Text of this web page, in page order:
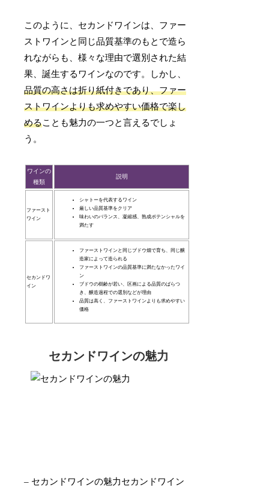
このように、セカンドワインは、ファー
ストワインと同じ品質基準のもとで造ら
れながらも、様々な理由で選別された結
果、誕生するワインなのです。しかし、
品質の高さは折り紙付きであり、ファー
ストワインよりも求めやすい価格で楽し
めることも魅力の一つと言えるでしょ
う。
ワインの
種類
説明
ファースト
ワイン
シャトーを代表するワイン
厳しい品質基準をクリア
味わいのバランス、凝縮感、熟成ポテンシャルを
満たす
セカンドワ
イン
ファーストワインと同じブドウ畑で育ち、同じ醸
造家によって造られる
ファーストワインの品質基準に満たなかったワイ
ン
ブドウの樹齢が若い、区画による品質のばらつ
き、醸造過程での選別などが理由
品質は高く、ファーストワインよりも求めやすい
価格
セカンドワインの魅力
– セカンドワインの魅力セカンドワイン